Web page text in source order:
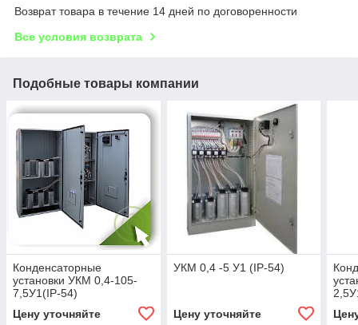
Возврат товара в течение 14 дней по договоренности
Все условия возврата
Подобные товары компании
Конденсаторные
установки УКМ 0,4-105-
7,5У1(IP-54)
Цену уточняйте
УКМ 0,4 -5 У1 (IP-54)
Цену уточняйте